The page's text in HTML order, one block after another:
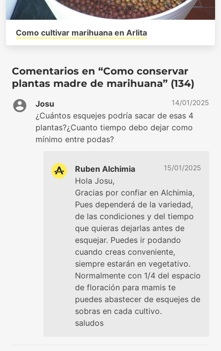
Como cultivar marihuana en Arlita
Comentarios en “Como conservar
plantas madre de marihuana” (134)
Josu 14/01/2025
¿Cuántos esquejes podría sacar de esas 4
plantas?¿Cuanto tiempo debo dejar como
mínimo entre podas?
Ruben Alchimia 15/01/2025
Hola Josu,
Gracias por confiar en Alchimia,
Pues dependerá de la variedad,
de las condiciones y del tiempo
que quieras dejarlas antes de
esquejar. Puedes ir podando
cuando creas conveniente,
siempre estarán en vegetativo.
Normalmente con 1/4 del espacio
de floración para mamis te
puedes abastecer de esquejes de
sobras en cada cultivo.
saludos